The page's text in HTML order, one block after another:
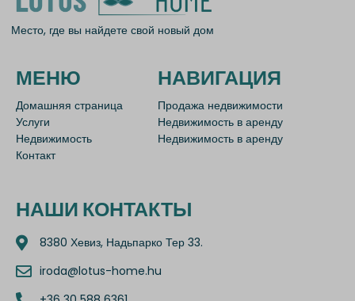
Место, где вы найдете свой новый дом
МЕНЮ
Домашняя страница
Услуги
Недвижимость
Контакт
НАВИГАЦИЯ
Продажа недвижимости
Недвижимость в аренду
Недвижимость в аренду
НАШИ КОНТАКТЫ
8380 Хевиз, Надьпарко Тер 33.
iroda@lotus-home.hu